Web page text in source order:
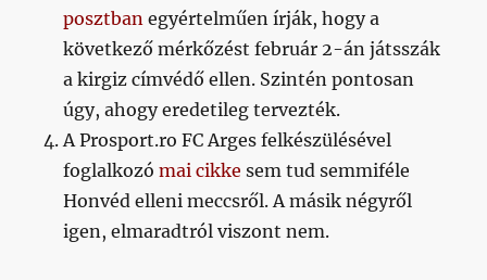
posztban egyértelműen írják, hogy a
következő mérkőzést február 2-án játsszák
a kirgiz címvédő ellen. Szintén pontosan
úgy, ahogy eredetileg tervezték.
A Prosport.ro FC Arges felkészülésével
foglalkozómai cikke sem tud semmiféle
Honvéd elleni meccsről. A másik négyről
igen, elmaradtról viszont nem.